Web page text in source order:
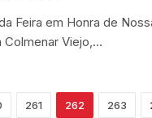
Feira em Honra de
Colmenar Viejo,…
261 262 263